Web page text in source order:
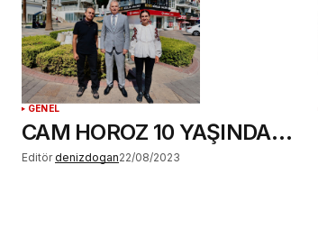
GENEL
CAM HOROZ 10 YAŞINDA…
Editör denizdogan22/08/2023